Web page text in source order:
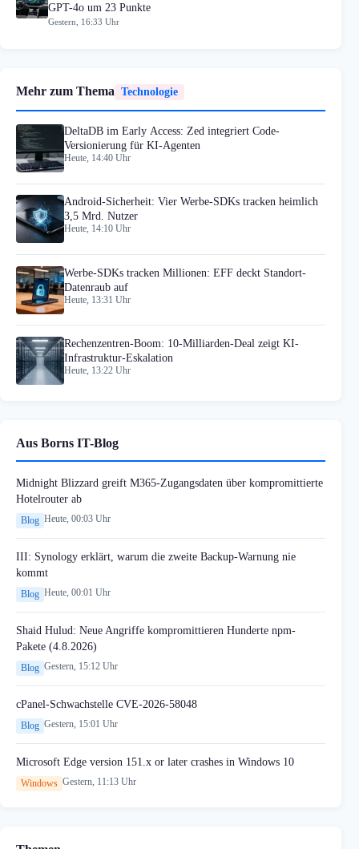
GPT-4o um 23 Punkte
Gestern, 16:33 Uhr
Mehr zum Thema Technologie
DeltaDB im Early Access: Zed integriert Code-
Versionierung für KI-Agenten
Heute, 14:40 Uhr
Android-Sicherheit: Vier Werbe-SDKs tracken heimlich
3,5 Mrd. Nutzer
Heute, 14:10 Uhr
Werbe-SDKs tracken Millionen: EFF deckt Standort-
Datenraub auf
Heute, 13:31 Uhr
Rechenzentren-Boom: 10-Milliarden-Deal zeigt KI-
Infrastruktur-Eskalation
Heute, 13:22 Uhr
Aus Borns IT-Blog
Midnight Blizzard greift M365-Zugangsdaten über kompromittierte
Hotelrouter ab
Blog Heute, 00:03 Uhr
III: Synology erklärt, warum die zweite Backup-Warnung nie
kommt
Blog Heute, 00:01 Uhr
Shaid Hulud: Neue Angriffe kompromittieren Hunderte npm-
Pakete (4.8.2026)
Blog Gestern, 15:12 Uhr
cPanel-Schwachstelle CVE-2026-58048
Blog Gestern, 15:01 Uhr
Microsoft Edge version 151.x or later crashes in Windows 10
Windows Gestern, 11:13 Uhr